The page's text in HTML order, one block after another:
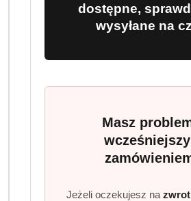
dostępne,
wysyłane na
Masz
Jeżeli oczekujesz na